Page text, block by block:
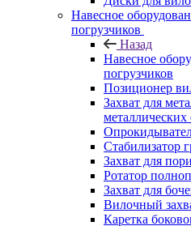
Навесное
погрузчиков
Назад
Навесное
погрузчиков
Позиционер
Захват для
Стабилизатор
Захват для
Ротатор
Захват для
Вилочный
Каретка